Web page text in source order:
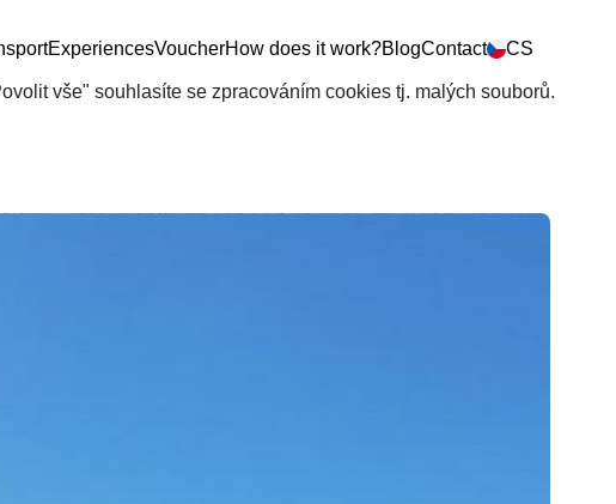
ExperiencesVoucherHow does it work?BlogContact CS
vše" souhlasíte se zpracováním cookies tj. malých souborů.